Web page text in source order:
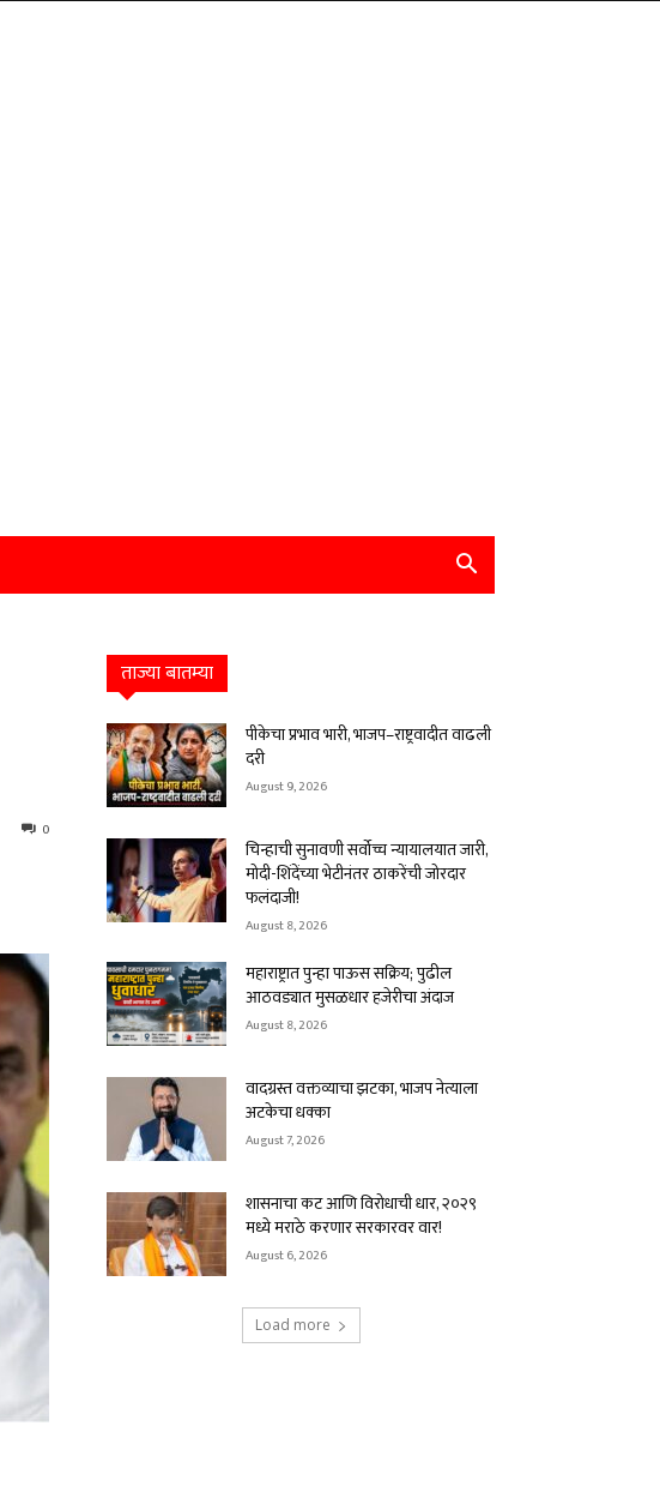
0
ताज्या बातम्या
पीकेचा प्रभाव भारी, भाजप–राष्ट्रवादीत वाढली
दरी
August 9, 2026
चिन्हाची सुनावणी सर्वोच्च न्यायालयात जारी,
मोदी-शिंदेंच्या भेटीनंतर ठाकरेंची जोरदार
फलंदाजी!
August 8, 2026
महाराष्ट्रात पुन्हा पाऊस सक्रिय; पुढील
आठवड्यात मुसळधार हजेरीचा अंदाज
August 8, 2026
वादग्रस्त वक्तव्याचा झटका, भाजप नेत्याला
अटकेचा धक्का
August 7, 2026
शासनाचा कट आणि विरोधाची धार, २०२९
मध्ये मराठे करणार सरकारवर वार!
August 6, 2026
Load more